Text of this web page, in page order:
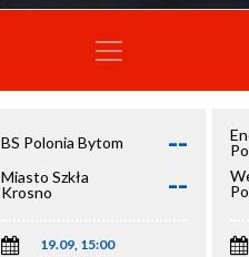
BS Polonia Bytom --
Miasto Szkła
Krosno
--
19.09, 15:00